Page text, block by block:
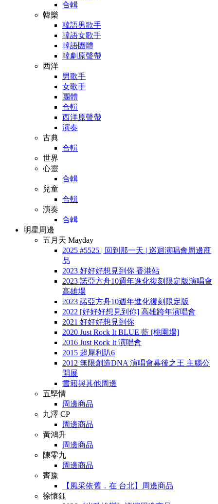
合輯
韓樂
韓語男歌手
韓語女歌手
韓語團體
韓劇原聲帶
西洋
男歌手
女歌手
團體
合輯
西洋原聲帶
演奏
古典
合輯
世界
心靈
合輯
兒童
合輯
演奏
合輯
明星周邊
五月天 Mayday
2025 #5525 | 回到那一天 | 巡迴演唱會周邊商
品
2023 好好好想見到你 香港站
2023 諾亞方舟10週年進化復刻限定版演唱會
高雄場
2023 諾亞方舟10週年進化復刻限定版
2022 [好好好想見到你] 高雄跨年演唱會
2021 好好好想見到你
2020 Just Rock It BLUE 藍 [桃園場]
2016 Just Rock It 演唱會
2015 超犀利趴6
2012 無限創造DNA 演唱會幕後之王 主腦公
開展
書籍與其他周邊
五堅情
周邊商品
九澤 CP
周邊商品
黃鴻升
周邊商品
陳零九
周邊商品
齊豫
【風采依舊．在 台北】周邊商品
徐懷鈺